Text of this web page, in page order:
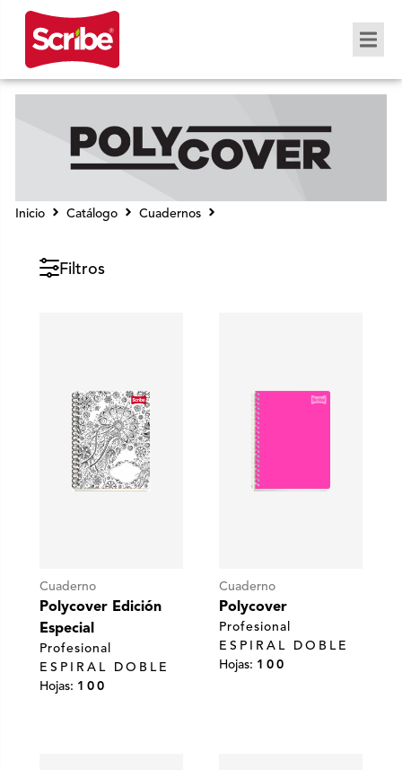
Inicio Catálogo Cuadernos
Filtros
Cuaderno
Polycover Edición
Especial
Profesional
ESPIRAL DOBLE
Hojas: 100
Cuaderno
Polycover
Profesional
ESPIRAL DOBLE
Hojas: 100